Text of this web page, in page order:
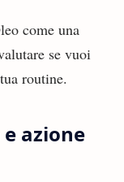
come una
se vuoi
routine.
azione